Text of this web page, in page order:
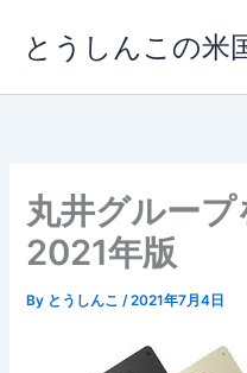
ス
とうしんこの米
丸井グルー
2021年版
By とうしんこ/2021年7月4日